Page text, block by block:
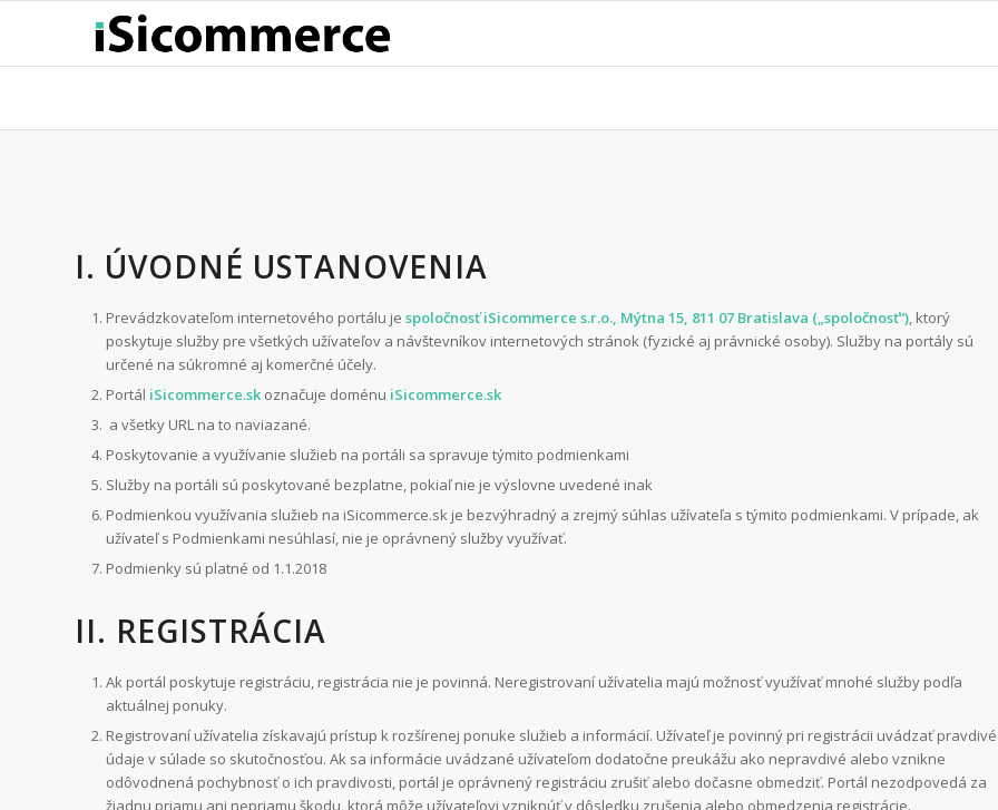
I. ÚVODNÉ USTANOVENIA
Prevádzkovateľom internetového portálu je spoločnosť iSicommerce s.r.o., Mýtna 15, 811 07 Bratislava („spoločnosť“), ktorý
poskytuje služby pre všetkých užívateľov a návštevníkov internetových stránok (fyzické aj právnické osoby). Služby na portály sú
určené na súkromné aj komerčné účely.
Portál iSicommerce.sk označuje doménu iSicommerce.sk
a všetky URL na to naviazané.
Poskytovanie a využívanie služieb na portáli sa spravuje týmito podmienkami
Služby na portáli sú poskytované bezplatne, pokiaľ nie je výslovne uvedené inak
Podmienkou využívania služieb na iSicommerce.sk je bezvýhradný a zrejmý súhlas užívateľa s týmito podmienkami. V prípade, ak
užívateľ s Podmienkami nesúhlasí, nie je oprávnený služby využívať.
Podmienky sú platné od 1.1.2018
II. REGISTRÁCIA
Ak portál poskytuje registráciu, registrácia nie je povinná. Neregistrovaní užívatelia majú možnosť využívať mnohé služby podľa
aktuálnej ponuky.
Registrovaní užívatelia získavajú prístup k rozšírenej ponuke služieb a informácií. Užívateľ je povinný pri registrácii uvádzať pravdivé
údaje v súlade so skutočnosťou. Ak sa informácie uvádzané užívateľom dodatočne preukážu ako nepravdivé alebo vznikne
odôvodnená pochybnosť o ich pravdivosti, portál je oprávnený registráciu zrušiť alebo dočasne obmedziť. Portál nezodpovedá za
žiadnu priamu ani nepriamu škodu, ktorá môže užívateľovi vzniknúť v dôsledku zrušenia alebo obmedzenia registrácie.